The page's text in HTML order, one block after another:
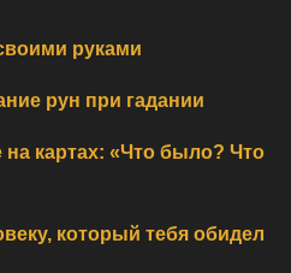
руками
рун при гадании
на картах: «Что было? Что
который тебя обидел